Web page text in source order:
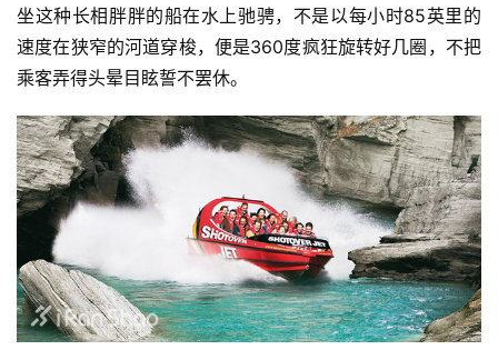
坐这种长相胖胖的船在水上驰骋，不是以每小时85英里的
速度在狭窄的河道穿梭，便是360度疯狂旋转好几圈，不把
乘客弄得头晕目眩誓不罢休。